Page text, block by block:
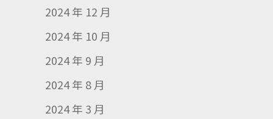
2024 年 12 月
2024 年 10 月
2024 年 9 月
2024 年 8 月
2024 年 3 月